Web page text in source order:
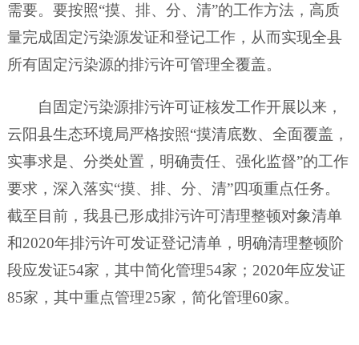
需要。要按照“摸、排、分、清”的工作方法，高质
量完成固定污染源发证和登记工作，从而实现全县
所有固定污染源的排污许可管理全覆盖。
自固定污染源排污许可证核发工作开展以来，
云阳县生态环境局严格按照“摸清底数、全面覆盖，
实事求是、分类处置，明确责任、强化监督”的工作
要求，深入落实“摸、排、分、清”四项重点任务。
截至目前，我县已形成排污许可清理整顿对象清单
和2020年排污许可发证登记清单，明确清理整顿阶
段应发证54家，其中简化管理54家；2020年应发证
85家，其中重点管理25家，简化管理60家。